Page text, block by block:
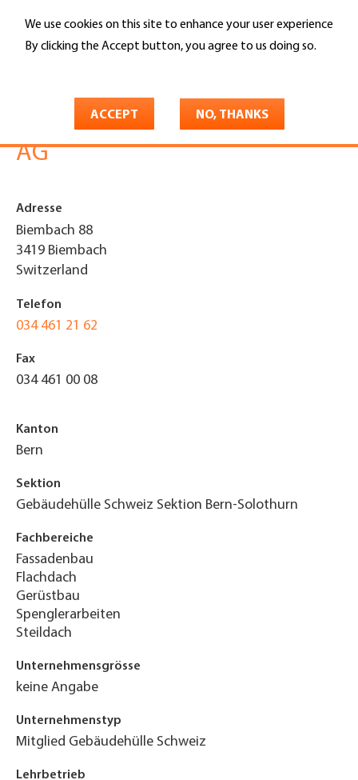
We use cookies on this site to enhance your user experience
By clicking the Accept button, you agree to us doing so.
ACCEPT NO, THANKS
main
Search
Grossenbacher Bedachungs
AG
Adresse
Biembach 88
3419 Biembach
Switzerland
Telefon
034 461 21 62
Fax
034 461 00 08
Kanton
Bern
Sektion
Gebäudehülle Schweiz Sektion Bern-Solothurn
Fachbereiche
Fassadenbau
Flachdach
Gerüstbau
Spenglerarbeiten
Steildach
Unternehmensgrösse
keine Angabe
Unternehmenstyp
Mitglied Gebäudehülle Schweiz
Lehrbetrieb